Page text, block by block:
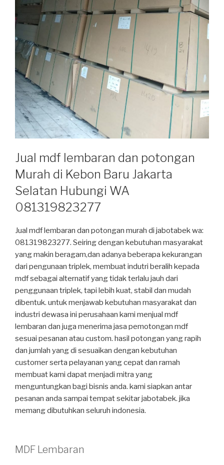
Jual mdf lembaran dan potongan
Murah di Kebon Baru Jakarta
Selatan Hubungi WA
081319823277
Jual mdf lembaran dan potongan murah di jabotabek wa:
081319823277. Seiring dengan kebutuhan masyarakat
yang makin beragam,dan adanya beberapa kekurangan
dari pengunaan triplek, membuat indutri beralih kepada
mdf sebagai alternatif yang tidak terlalu jauh dari
penggunaan triplek, tapi lebih kuat, stabil dan mudah
dibentuk. untuk menjawab kebutuhan masyarakat dan
industri dewasa ini perusahaan kami menjual mdf
lembaran dan juga menerima jasa pemotongan mdf
sesuai pesanan atau custom. hasil potongan yang rapih
dan jumlah yang di sesuaikan dengan kebutuhan
customer serta pelayanan yang cepat dan ramah
membuat kami dapat menjadi mitra yang
menguntungkan bagi bisnis anda. kami siapkan antar
pesanan anda sampai tempat sekitar jabotabek. jika
memang dibutuhkan seluruh indonesia.
MDF Lembaran